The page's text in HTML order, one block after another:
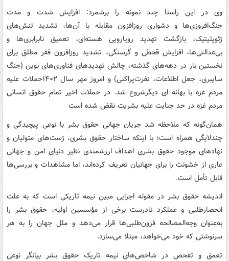
وی در این راستا چند نمونه را برشمرد: افزایش شدت و مدت
جنگ‌افروزی‌ها و دشواری روزافزون مقابله با آن‌ها، تشدید تنش‌های
ژئوپلیتیک، بازگشت تهدید رویارویی هسته‌ای، تعمیق نابرابری‌ها و
بی‌عدالتی‌ها، افزایش قحطی و گرسنگی، تشدید روزافزون فقر مطلق برای
نخستین بار در دهه‌های گذشته، چالش تهدیدهای فناوری‌های نوین (جنگ
سایبری، جعل اطلاعات، نفرت‌پراکنی) و امروز مهر سال ۱۴۰۲حملات علیه
مردم غزه با بهانه ای دیگرشروع شد. در حملات اخیر تمام حقوق انسانی
مردم غزه در حد جنایت علیه بشریت نقض شده است
همان‌گونه که ملاحظه شد جریان جهانی حقوق بشر با نوعی پیچیدگی و
چندلایگی همراه است؛ با اینکه ساختار حقوق بشری، ژست‌های متولیان و
نهادهای موجود حقوق بشری اهداف ارزشمندی نظیر دنیای امن و جهانی
عاری از خشونت را برای جهانیان تعریف کرده‌اند، اما مشاهدات و بررسی‌ها
قابل‌ تأمل است.
اندیشه حقوق بشر در مقوله اجرایی مبین نیمه تاریکی است که به علت
انحصارطلبی و عملکرد نادرست برخی از مؤسسین اولیه، حقوق بشر را
به‌عنوان وجه‌المصالحه فزون‌طلبی‌ها قرار می‌دهد و ملل جهان را به هر
سرنوشتی که خود می‌خواهد، مبتلا می‌سازد.
تعمق و تفحص در شاخص‌های نیمه تاریک حقوق بشر ﺑﻴﺎﻧﮕﺮ نوعی